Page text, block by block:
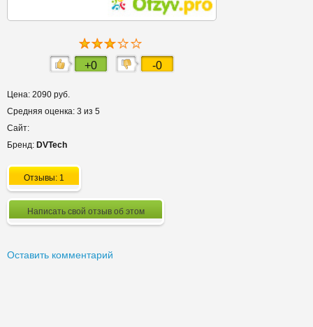
+0 -0
Цена: 2090 руб.
Средняя оценка: 3 из 5
Сайт:
Бренд: DVTech
Отзывы: 1
Написать свой отзыв об этом
Оставить комментарий